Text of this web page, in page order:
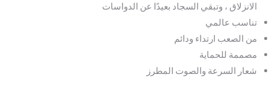
الانزلاق ، وتبقي السجاد بعيدًا عن الدواسات
تناسب عالمي
من الصعب ارتداء ودائم
مصممة للحماية
شعار السرعة والصوت المطرز